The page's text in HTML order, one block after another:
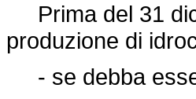
Prima del 31
produzione di
- se debba